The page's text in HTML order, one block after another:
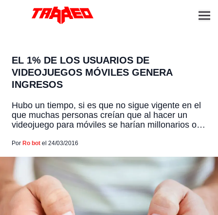
EL 1% DE LOS USUARIOS DE
VIDEOJUEGOS MÓVILES GENERA
INGRESOS
Hubo un tiempo, si es que no sigue vigente en el
que muchas personas creían que al hacer un
videojuego para móviles se harían millonarios o
como Angry Birds, Candy Crush, Flappy Bird, etc.
relación a historia y […]
Por Ro bot el 24/03/2016